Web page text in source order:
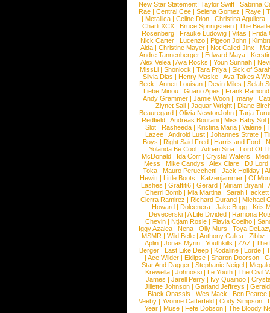
New Star Statement: Taylor Swift | Sabrina
Rae |Central Cee |Selena Gomez |Raye |
| Metallica | Celine Dion | Christina Aguilera |
Charli XCX |Bruce Springsteen |The
Rosenberg | Frauke Ludowig | Vitas | Frida
Nick Carter | Lucenzo | Pigeon John |
Aida |Christine Mayer |Not Called Jinx |
Andre Tannenberger | Edward Maya |
Alex Velea | Ava Rocks | Youn Sunnah |
MissLi | Shonlock | Tara Priya | Sick of
Silvia Dias |Henry Maske |Ava Takes A
Beck |Annett Louisan |Devin Miles |Selah
Liebe Minou |Guano Apes |Frank Ramond
Andy Grammer |Jamie Woon | Imany |
Ziynet Sali |Jaguar Wright |Diane
Beauregard |Olivia NewtonJohn |Tarja
Redfield | Andreas Bourani | Miss Baby Sol
Slot | Rasheeda | Kristina Maria | Valerie |
Lazee | Android Lust | Johannes Strate |
Boys | Right Said Fred | Harris and Ford |
Yolanda Be Cool |Adrian Sina |Lord Of
McDonald | Ida Corr |Crystal Waters |
Mess | Mike Candys | Alex Clare | DJ Lord
Toka | Mauro Perucchetti | Jack Holiday |
Hewitt |Little Boots |Katzenjammer |Of
Lashes |Graffiti6 |Gerard |Miriam Bryant |
Cherri Bomb | Mia Martina | Sarah Hackett
Cierra Ramirez | Richard Durand | Michael
Howard |Dolcenera |Jake Bugg |Kris
Devecerski |A Life Divided |Ramona
Chevin |Ntjam Rosie |Flavia Coelho |
Iggy Azalea | Nena | Olly Murs | Toya
MSMR |Wild Belle |Anthony Callea |Zibbz
Aplin | Jonas Myrin | Youthkills | ZAZ | The
Berger |Last Like Deep |Kodaline |Lorde |
|Ace Wilder |Eklipse |Sharon Doorson |
Star And Dagger | Stephanie Neigel |
Krewella | Johnossi | Le Youth | The Civil
James | Jarell Perry | Ivy Quainoo |
Jillette Johnson | Garland Jeffreys |
Black Onassis | Wes Mack | Ben Pearce
Veeby | Yvonne Catterfeld | Cody Simpson |
Year |Muse |Fefe Dobson |The Bloody